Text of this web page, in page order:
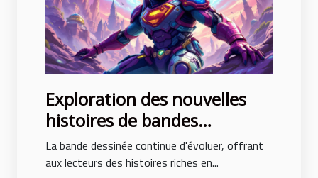
Exploration des nouvelles
histoires de bandes
dessinées avec des intrigues
surprenantes
La bande dessinée continue d'évoluer, offrant
aux lecteurs des histoires riches en...